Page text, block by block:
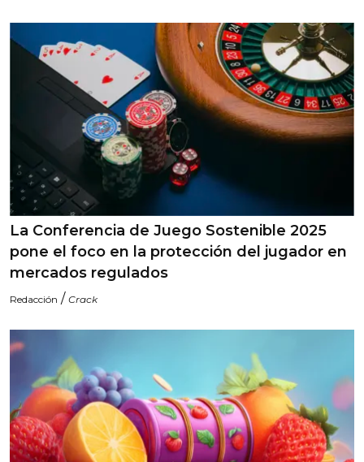
La Conferencia de Juego Sostenible 2025
pone el foco en la protección del jugador en
mercados regulados
Redacción / Crack